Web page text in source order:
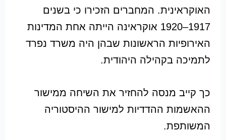
האוקראינית. המחברים הזכירו כי בשנים
1917–1920 אוקראינה הייתה אחת המדינות
האירופיות הראשונות שבהן היה משרד נפרד
לתמיכה בקהילה היהודית.
כך קייב מנסה להחזיר את השיחה ממישור
ההאשמות ההדדיות למישור ההיסטוריה
המשותפת.